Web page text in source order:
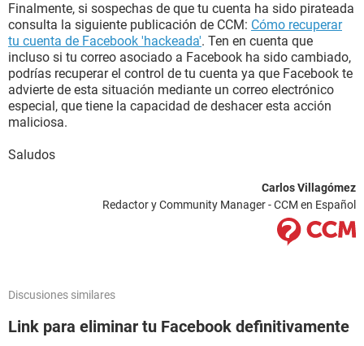
Finalmente, si sospechas de que tu cuenta ha sido pirateada
consulta la siguiente publicación de CCM: Cómo recuperar
tu cuenta de Facebook 'hackeada'. Ten en cuenta que
incluso si tu correo asociado a Facebook ha sido cambiado,
podrías recuperar el control de tu cuenta ya que Facebook te
advierte de esta situación mediante un correo electrónico
especial, que tiene la capacidad de deshacer esta acción
maliciosa.
Saludos
Carlos Villagómez
Redactor y Community Manager - CCM en Español
Discusiones similares
Link para eliminar tu Facebook definitivamente